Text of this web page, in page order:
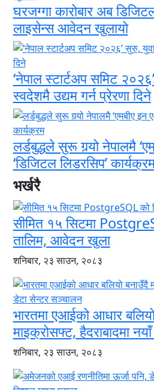
घरजग्गा कारोबार अब
लाइसेन्स आवेदन खुलायो
‘नेपाल स्टार्टअप समिट
स्वदेशमै उद्यम गर्न प्रेरणा दिने
लर्डबुद्धले सुरू गर्‍यो नेपालमै
‘डिजिटल लिडरसिप’
भर्खरै
सीमित १५ सिटमा
तालिम, आवेदन खुला
शनिबार, २३ साउन, २०८३
भारतमा एआईको आधार
माइक्रोसफ्ट, हैदराबादमा
शनिबार, २३ साउन, २०८३